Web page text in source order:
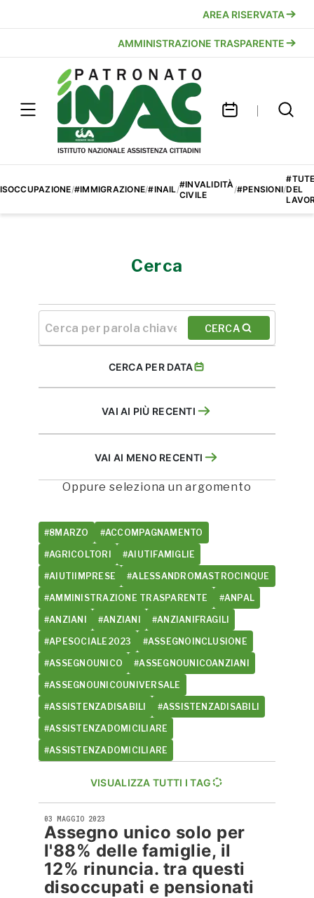
AREA RISERVATA
AMMINISTRAZIONE TRASPARENTE
/#IMMIGRAZIONE/#INAIL/#INVALIDITÀ
CIVILE
/#PENSIONI/DEL
Cerca
CERCA
CERCA PER DATA
VAI AI PIÙ RECENTI
VAI AI MENO RECENTI
Oppure seleziona un argomento
#8MARZO #ACCOMPAGNAMENTO
#AGRICOLTORI #AIUTIFAMIGLIE
#AIUTIIMPRESE #ALESSANDROMASTROCINQUE
#AMMINISTRAZIONE TRASPARENTE #ANPAL
#ANZIANI #ANZIANI #ANZIANIFRAGILI
#APESOCIALE2023 #ASSEGNOINCLUSIONE
#ASSEGNOUNICO #ASSEGNOUNICOANZIANI
#ASSEGNOUNICOUNIVERSALE
#ASSISTENZADISABILI #ASSISTENZADISABILI
#ASSISTENZADOMICILIARE
#ASSISTENZADOMICILIARE
VISUALIZZA TUTTI I TAG
03 MAGGIO 2023
Assegno unico solo per
l'88% delle famiglie, il
12% rinuncia. tra questi
disoccupati e pensionati